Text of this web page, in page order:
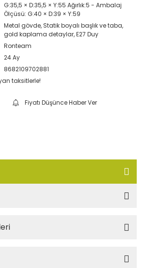
G:35,5 × D:35,5 × Y:55 Ağırlık:5 - Ambalaj
Ölçüsü: G:40 × D:39 × Y:59
Metal gövde, Statik boyalı başlık ve taba,
gold kaplama detaylar, E27 Duy
Ronteam
24 Ay
8682109702881
taksitlerle!
Fiyatı Düşünce Haber Ver